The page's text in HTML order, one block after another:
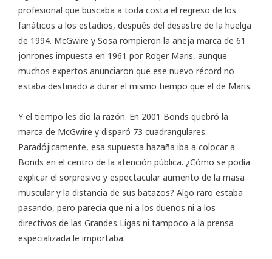
profesional que buscaba a toda costa el regreso de los
fanáticos a los estadios, después del desastre de la huelga
de 1994. McGwire y Sosa rompieron la añeja marca de 61
jonrones impuesta en 1961 por Roger Maris, aunque
muchos expertos anunciaron que ese nuevo récord no
estaba destinado a durar el mismo tiempo que el de Maris.
Y el tiempo les dio la razón. En 2001 Bonds quebró la
marca de McGwire y disparó 73 cuadrangulares.
Paradójicamente, esa supuesta hazaña iba a colocar a
Bonds en el centro de la atención pública. ¿Cómo se podía
explicar el sorpresivo y espectacular aumento de la masa
muscular y la distancia de sus batazos? Algo raro estaba
pasando, pero parecía que ni a los dueños ni a los
directivos de las Grandes Ligas ni tampoco a la prensa
especializada le importaba.